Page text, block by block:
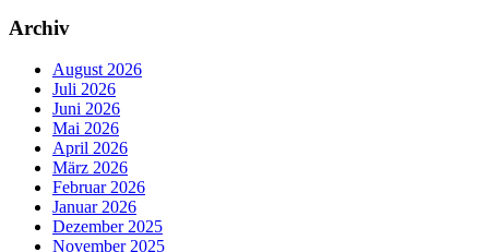
Archiv
August 2026
Juli 2026
Juni 2026
Mai 2026
April 2026
März 2026
Februar 2026
Januar 2026
Dezember 2025
November 2025